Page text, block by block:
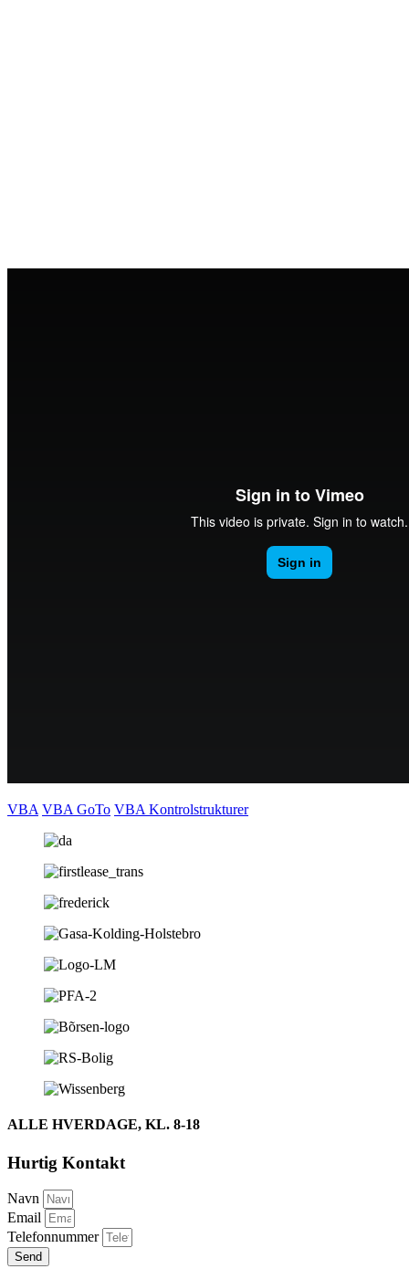
VBA VBA GoTo VBA Kontrolstrukturer
ALLE HVERDAGE, KL. 8-18
Hurtig Kontakt
Navn
Email
Telefonnummer
Send